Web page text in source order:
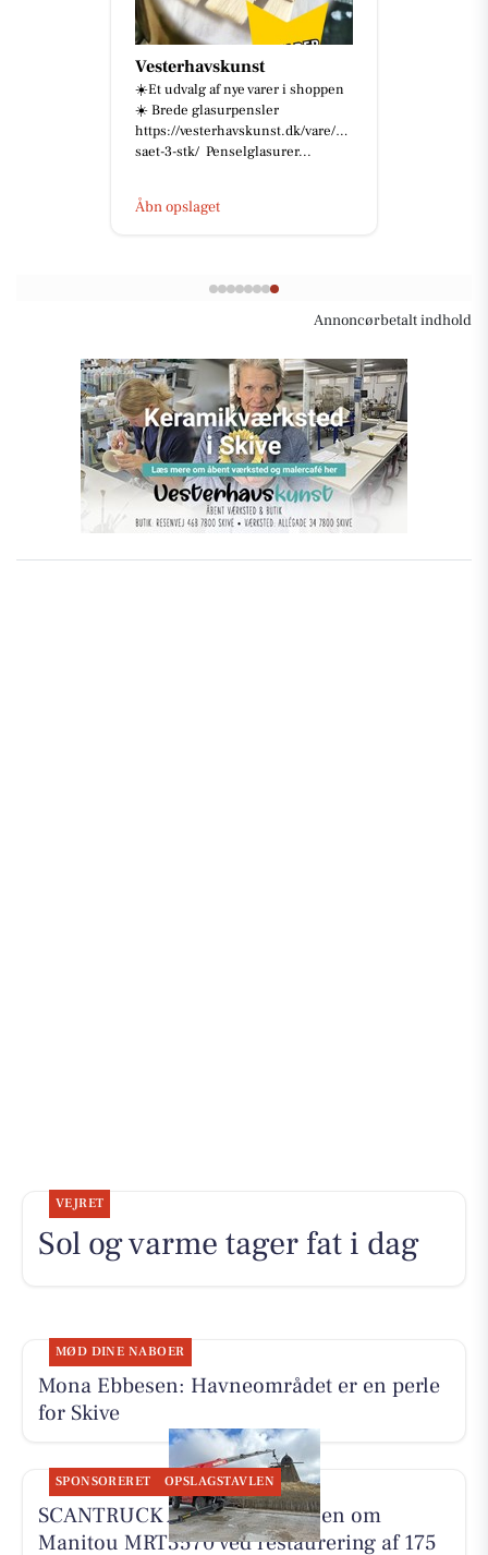
Vesterhavskunst
☀️Et udvalg af nye varer i shoppen
☀️ Brede glasurpensler
https://vesterhavskunst.dk/vare/pensel-
saet-3-stk/ Penselglasurer...
Åbn opslaget
Annoncørbetalt indhold
VEJRET
Sol og varme tager fat i dag
MØD DINE NABOER
Mona Ebbesen: Havneområdet er en perle
for Skive
SPONSORERET OPSLAGSTAVLEN
SCANTRUCK A/S deler historien om
Manitou MRT3570 ved restaurering af 175